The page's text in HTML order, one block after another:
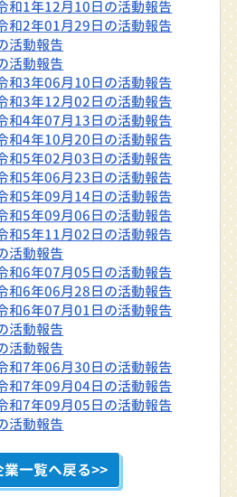
和1年12月10日の活動報告
和2年01月29日の活動報告
活動報告
活動報告
和3年06月10日の活動報告
和3年12月02日の活動報告
和4年07月13日の活動報告
和4年10月20日の活動報告
和5年02月03日の活動報告
和5年06月23日の活動報告
和5年09月14日の活動報告
和5年09月06日の活動報告
和5年11月02日の活動報告
活動報告
和6年07月05日の活動報告
和6年06月28日の活動報告
和6年07月01日の活動報告
活動報告
活動報告
和7年06月30日の活動報告
和7年09月04日の活動報告
和7年09月05日の活動報告
活動報告
業一覧へ戻る>>